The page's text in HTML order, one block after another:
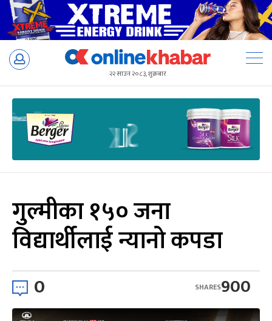
Skip
२२ साउन २०८३, शुक्रबार
गुल्मीका १५० जना
विद्यार्थीलाई न्यानो कपडा
0 900
SHARES